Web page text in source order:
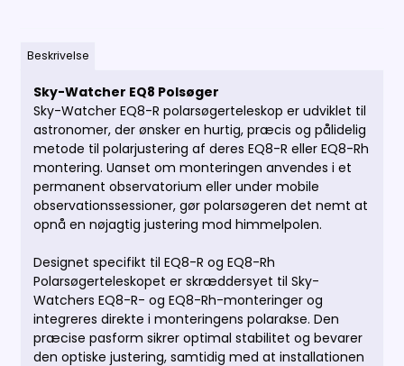
Beskrivelse
Sky-Watcher EQ8 Polsøger
Sky-Watcher EQ8-R polarsøgerteleskop er udviklet til
astronomer, der ønsker en hurtig, præcis og pålidelig
metode til polarjustering af deres EQ8-R eller EQ8-Rh
montering. Uanset om monteringen anvendes i et
permanent observatorium eller under mobile
observationssessioner, gør polarsøgeren det nemt at
opnå en nøjagtig justering mod himmelpolen.
Designet specifikt til EQ8-R og EQ8-Rh
Polarsøgerteleskopet er skræddersyet til Sky-
Watchers EQ8-R- og EQ8-Rh-monteringer og
integreres direkte i monteringens polarakse. Den
præcise pasform sikrer optimal stabilitet og bevarer
den optiske justering, samtidig med at installationen